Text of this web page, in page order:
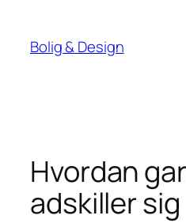
indhold
Bolig & Design
Hvordan
adskiller sig